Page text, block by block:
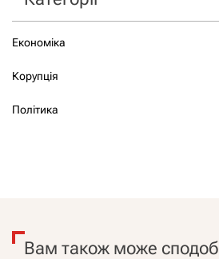
Економіка
Корупція
Політика
Вам також може